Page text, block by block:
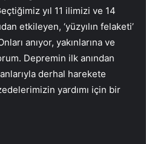
yıl 11 ilimizi ve 14
etkileyen, ‘yüzyılın felaketi’
anıyor, yakınlarına ve
Depremin ilk anından
derhal harekete
yardımı için bir